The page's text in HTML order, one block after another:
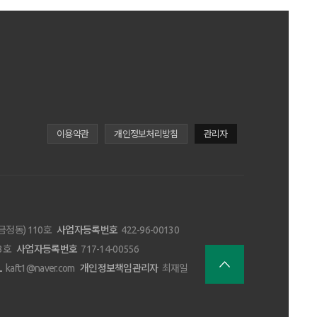
이용약관 개인정보처리방침 관리자
정동) 110호 사업자등록번호 422-96-00130
호 사업자등록번호 717-14-00556
kaft1@naver.com 개인정보책임관리자 최재일